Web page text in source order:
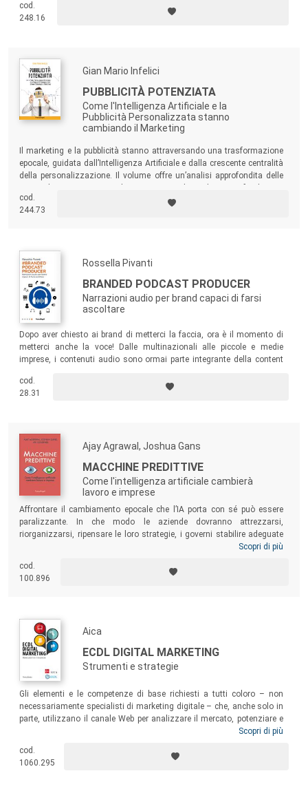
cod.
248.16
Gian Mario Infelici
PUBBLICITÀ POTENZIATA
Come l'Intelligenza Artificiale e la
Pubblicità Personalizzata stanno
cambiando il Marketing
Il marketing e la pubblicità stanno attraversando una trasformazione
epocale, guidata dall’Intelligenza Artificiale e dalla crescente centralità
della personalizzazione. Il volume offre un’analisi approfondita delle
strategici e schemi illustrativi per esplorare come le tecnologie
moderne stiano rivoluzionando il mondo della comunicazione.
cod.
244.73
Rossella Pivanti
BRANDED PODCAST PRODUCER
Narrazioni audio per brand capaci di farsi
ascoltare
Dopo aver chiesto ai brand di metterci la faccia, ora è il momento di
metterci anche la voce! Dalle multinazionali alle piccole e medie
imprese, i contenuti audio sono ormai parte integrante della content
strumenti per adottare correttamente questa forma di narrazione, per
creare una comunicazione onesta e capace di far instaurare relazioni
cod.
28.31
Ajay Agrawal, Joshua Gans
MACCHINE PREDITTIVE
Come l'intelligenza artificiale cambierà
lavoro e imprese
Affrontare il cambiamento epocale che l’IA porta con sé può essere
paralizzante. In che modo le aziende dovranno attrezzarsi,
riorganizzarsi, ripensare le loro strategie, i governi stabilire adeguate
politiche industriali e sociali e le persone pianificare le loro vite in un
libro gli autori (tre eminenti economisti) adottano un punto di vista
originale e guardano all’IA come a uno strumento in grado di rendere
utilizzando alcuni principi fondamentali delle scienze economiche,
fanno chiarezza sulla rivoluzione in corso, fornendo una base per
l’azione di CEO, manager, policy maker, investitori e imprenditori.
Scopri di più
cod.
100.896
Aica
ECDL DIGITAL MARKETING
Strumenti e strategie
Gli elementi e le competenze di base richiesti a tutti coloro – non
necessariamente specialisti di marketing digitale – che, anche solo in
parte, utilizzano il canale Web per analizzare il mercato, potenziare e
sviluppare rapporti commerciali. Il testo è preparatorio alla
ECDL/ICDL a livello internazionale e distribuita in Italia da AICA
(Associazione Italiana per l’Informatica e il Calcolo Automatico).
Scopri di più
cod.
1060.295